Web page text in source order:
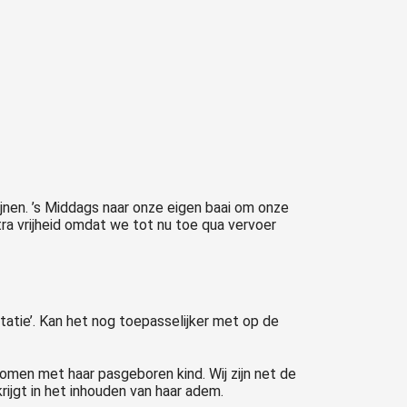
’s Middags naar onze eigen baai om onze
vrijheid omdat we tot nu toe qua vervoer
Kan het nog toepasselijker met op de
met haar pasgeboren kind. Wij zijn net de
in het inhouden van haar adem.